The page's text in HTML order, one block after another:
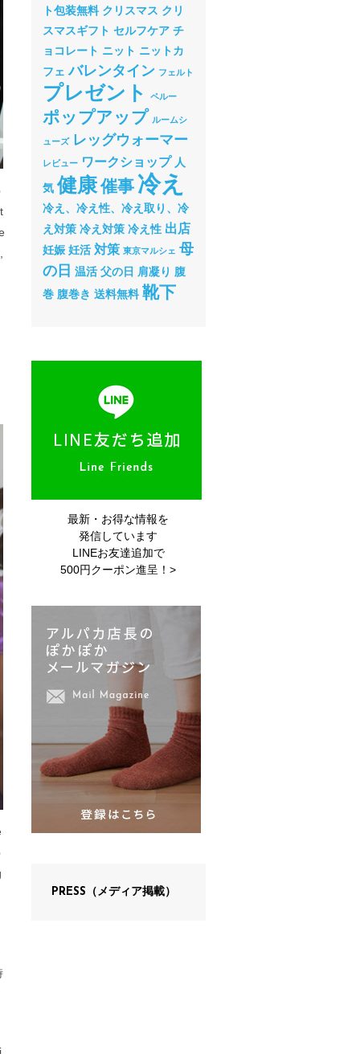
ト包装無料 クリスマス クリ
スマスギフト セルフケア チ
ョコレート ニット ニットカ
フェ バレンタイン フェルト
プレゼント ペルー
ポップアップ ルームシ
ューズ レッグウォーマー
レビュー ワークショップ 人
気 健康催事 冷え
冷え、冷え性、冷え取り、冷
え対策 冷え対策 冷え性 出店
妊娠 妊活 対策 東京マルシェ 母
の日 温活 父の日 肩凝り 腹
巻 腹巻き 送料無料 靴下
最新・お得な情報を
発信しています
LINEお友達追加で
500円クーポン進呈！>
PRESS（メディア掲載）